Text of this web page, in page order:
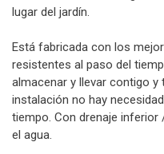
lugar del jardín.
Está fabricada con los
resistentes al paso del
almacenar y llevar contigo y
instalación no hay
tiempo. Con drenaje
el agua.